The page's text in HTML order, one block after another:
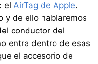
el AirTag de Apple.
y de ello hablaremos
conductor del
entra dentro de esas
el accesorio de